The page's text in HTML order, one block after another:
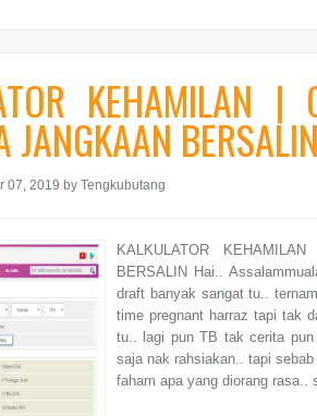
KEHAMILAN |
JANGKAAN
07, 2019 by Tengkubutang
KALKULATOR
BERSALIN Hai..
draft banyak sangat tu..
time pregnant harraz tapi tak
tu.. lagi pun TB tak cerita
saja nak rahsiakan.. tapi
faham apa yang diorang rasa..